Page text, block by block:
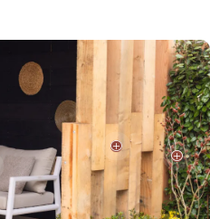
P
P